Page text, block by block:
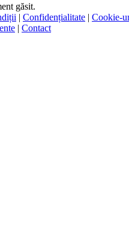
găsit.
| Confidențialitate | Cookie-
| Contact